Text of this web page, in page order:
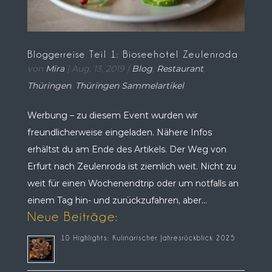
Bloggerreise Teil 1: Bioseehotel Zeulenroda
von Mira|Aug. 13, 2019| Blog, Restaurant,
Thüringen, Thüringen Sammelartikel
Werbung – zu diesem Event wurden wir
freundlicherweise eingeladen. Nähere Infos
erhältst du am Ende des Artikels. Der Weg von
Erfurt nach Zeulenroda ist ziemlich weit. Nicht zu
weit für einen Wochenendtrip oder um notfalls an
einem Tag hin- und zurückzufahren, aber...
Neue Beiträge:
10 Highlights: Kulinarischer Jahresrückblick 2025